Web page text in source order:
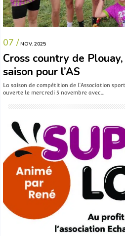
07 / NOV. 2025
Cross country de
saison pour l’AS
La saison de compétition de l’Association
ouverte le mercredi 5 novembre avec…